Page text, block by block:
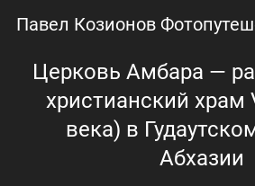
Павел Козионов
Церковь Амбара —
христианский храм
века) в
Абхазии